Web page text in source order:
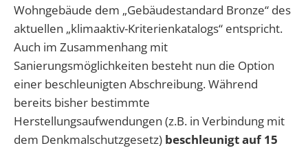
Wohngebäude dem „Gebäudestandard Bronze“ des
aktuellen „klimaaktiv-Kriterienkatalogs“ entspricht.
Auch im Zusammenhang mit
Sanierungsmöglichkeiten besteht nun die Option
einer beschleunigten Abschreibung. Während
bereits bisher bestimmte
Herstellungsaufwendungen (z.B. in Verbindung mit
dem Denkmalschutzgesetz) beschleunigt auf 15